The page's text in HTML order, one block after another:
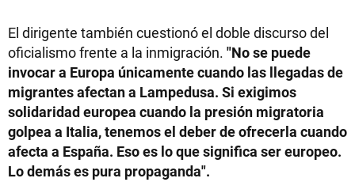
El dirigente también cuestionó el doble discurso del
oficialismo frente a la inmigración. "No se puede
invocar a Europa únicamente cuando las llegadas de
migrantes afectan a Lampedusa. Si exigimos
solidaridad europea cuando la presión migratoria
golpea a Italia, tenemos el deber de ofrecerla cuando
afecta a España. Eso es lo que significa ser europeo.
Lo demás es pura propaganda".